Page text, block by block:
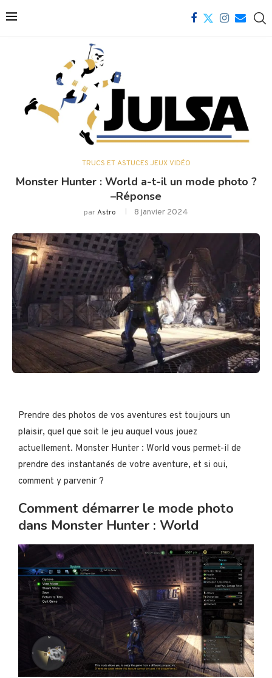
TRUCS ET ASTUCES JEUX VIDÉO
Monster Hunter : World a-t-il un mode photo ?
–Réponse
parAstro 8 janvier 2024
Prendre des photos de vos aventures est toujours un
plaisir, quel que soit le jeu auquel vous jouez
actuellement. Monster Hunter : World vous permet-il de
prendre des instantanés de votre aventure, et si oui,
comment y parvenir ?
Comment démarrer le mode photo
dans Monster Hunter : World